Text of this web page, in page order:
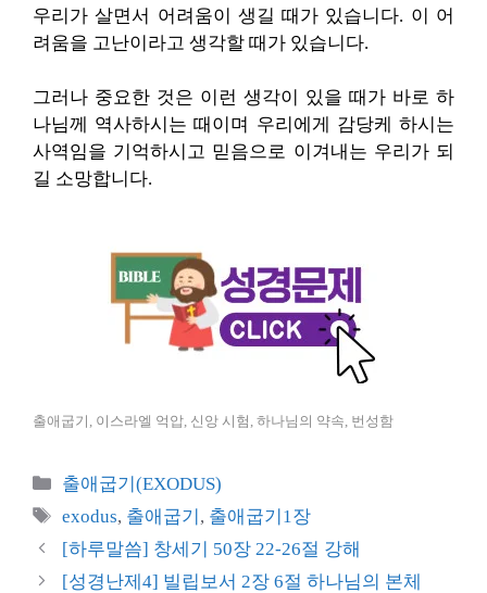
우리가 살면서 어려움이 생길 때가 있습니다. 이 어
려움을 고난이라고 생각할 때가 있습니다.
그러나 중요한 것은 이런 생각이 있을 때가 바로 하
나님께 역사하시는 때이며 우리에게 감당케 하시는
사역임을 기억하시고 믿음으로 이겨내는 우리가 되
길 소망합니다.
출애굽기, 이스라엘 억압, 신앙 시험, 하나님의 약속, 번성함
카
리
출애굽기(EXODUS)
태
그
exodus, 출애굽기 , 출애굽기1장
[하루말씀] 창세기 50장 22-26절 강해
[성경난제4] 빌립보서 2장 6절 하나님의 본체